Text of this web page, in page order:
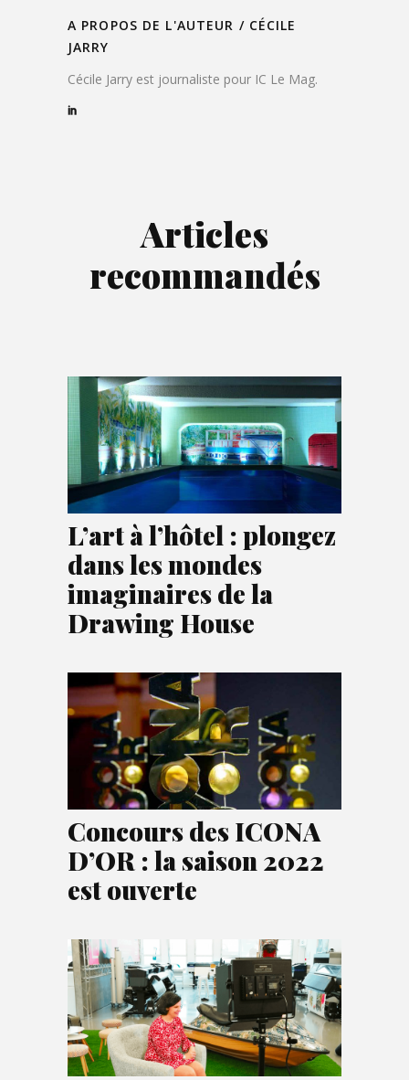
A PROPOS DE L'AUTEUR / CÉCILE
JARRY
Cécile Jarry est journaliste pour IC Le Mag.
Articles
recommandés
L’art à l’hôtel : plongez
dans les mondes
imaginaires de la
Drawing House
Concours des ICONA
D’OR : la saison 2022
est ouverte